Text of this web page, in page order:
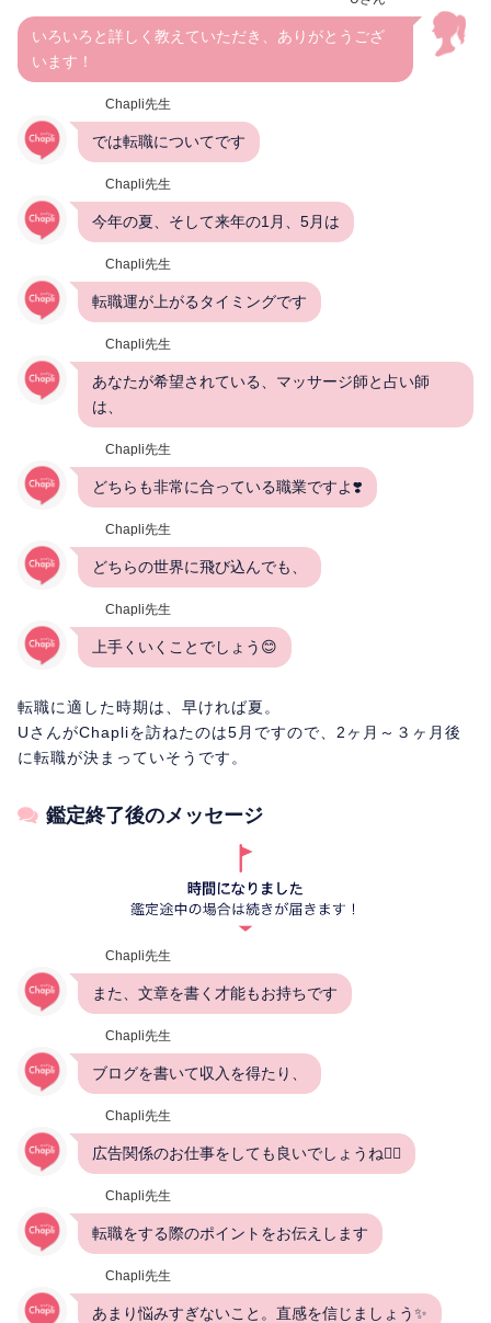
いろいろと詳しく教えていただき、ありがとうござ
います！
Chapli先生
では転職についてです
Chapli先生
今年の夏、そして来年の1月、5月は
Chapli先生
転職運が上がるタイミングです
Chapli先生
あなたが希望されている、マッサージ師と占い師
は、
Chapli先生
どちらも非常に合っている職業ですよ❣️
Chapli先生
どちらの世界に飛び込んでも、
Chapli先生
上手くいくことでしょう😊
転職に適した時期は、早ければ夏。
UさんがChapliを訪ねたのは5月ですので、2ヶ月～３ヶ月後
に転職が決まっていそうです。
鑑定終了後のメッセージ
Chapli先生
また、文章を書く才能もお持ちです
Chapli先生
ブログを書いて収入を得たり、
Chapli先生
広告関係のお仕事をしても良いでしょうね🙋‍♀️
Chapli先生
転職をする際のポイントをお伝えします
Chapli先生
あまり悩みすぎないこと。直感を信じましょう✨